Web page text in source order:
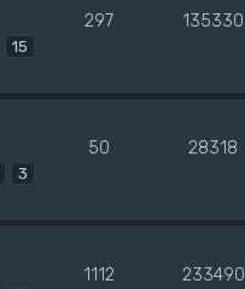
15
297 135330
3
50 28318
1112 233490